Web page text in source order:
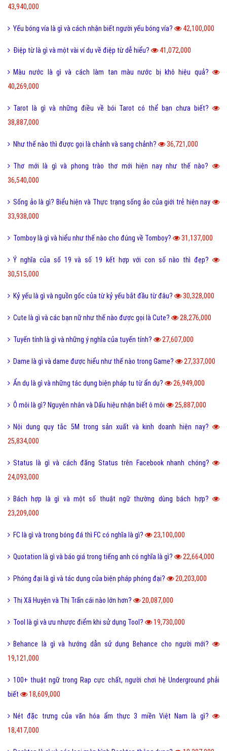
43,940,000
Yếu bóng vía là gì và cách nhận biết người yếu bóng vía? 42,100,000
Điệp từ là gì và một vài ví dụ về điệp từ dễ hiểu? 41,072,000
Màu nước là gì và cách làm tan màu nước bị khô hiệu quả?
40,269,000
Tarot là gì và những điều về bói Tarot có thể bạn chưa biết?
38,887,000
Như thế nào thì được gọi là chảnh và sang chảnh? 36,721,000
Thơ mới là gì và phong trào thơ mới hiện nay như thế nào?
36,540,000
Sống ảo là gì? Biểu hiện và Thực trạng sống ảo của giới trẻ hiện nay
33,938,000
Tomboy là gì và hiểu như thế nào cho đúng về Tomboy? 31,137,000
Ý nghĩa của số 19 và số 19 kết hợp với con số nào thì đẹp?
30,515,000
Kỷ yếu là gì và nguồn gốc của từ kỷ yếu bắt đầu từ đâu? 30,328,000
Cute là gì và các bạn nữ như thế nào được gọi là Cute? 28,276,000
Tuyến tính là gì và những ý nghĩa của tuyến tính? 27,607,000
Dame là gì và dame được hiểu như thế nào trong Game? 27,337,000
Ẩn dụ là gì và những tác dụng biện pháp tu từ ẩn dụ? 26,949,000
Ô môi là gì? Nguyên nhân và Dấu hiệu nhận biết ô môi 25,887,000
Nội dung quy tắc 5M trong sản xuất và kinh doanh hiện nay?
25,834,000
Status là gì và cách đăng Status trên Facebook nhanh chóng?
24,093,000
Bách hợp là gì và một số thuật ngữ thường dùng bách hợp?
23,209,000
FC là gì và trong bóng đá thì FC có nghĩa là gì? 23,100,000
Quotation là gì và báo giá trong tiếng anh có nghĩa là gì? 22,664,000
Phóng đại là gì và tác dụng của biện pháp phóng đại? 20,203,000
Thị Xã Huyện và Thị Trấn cái nào lớn hơn? 20,087,000
Tool là gì và ưu nhược điểm khi sử dụng Tool? 19,730,000
Behance là gì và hướng dẫn sử dụng Behance cho người mới?
19,121,000
100+ thuật ngữ trong Rap cực chất, người chơi hệ Underground phải
biết
18,609,000
Nét đặc trưng của văn hóa ẩm thực 3 miền Việt Nam là gì?
18,417,000